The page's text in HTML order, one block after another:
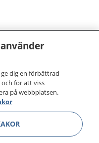
och vård
och information om
du kan kontakta.
och göra dina
1177 för
dig en förbättrad
för att viss
på webbplatsen.